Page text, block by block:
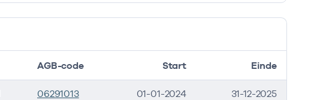
AGB-code Start Einde
06291013 01-01-2024 31-12-2025